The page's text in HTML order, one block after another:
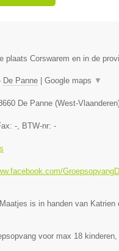
plaats Corswarem en in de
De Panne | Google maps ▼
De Panne (West-Vlaanderen
- , BTW-nr: -
is in handen van Katrien
voor max 18 kinderen,